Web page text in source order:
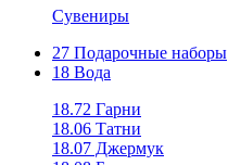
Сувениры
27 Подарочные наборы
18 Вода
18.72 Гарни
18.06 Татни
18.07 Джермук